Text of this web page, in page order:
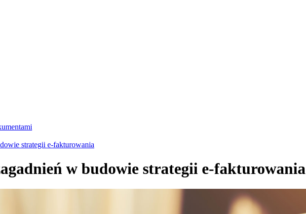
strategii e-fakturowania
w budowie strategii e-fakturowania